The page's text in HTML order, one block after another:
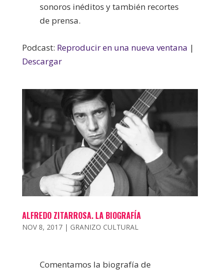
sonoros inéditos y también recortes
de prensa.
Podcast: Reproducir en una nueva ventana |
Descargar
ALFREDO ZITARROSA. LA BIOGRAFÍA
NOV 8, 2017| GRANIZO CULTURAL
Comentamos la biografía de